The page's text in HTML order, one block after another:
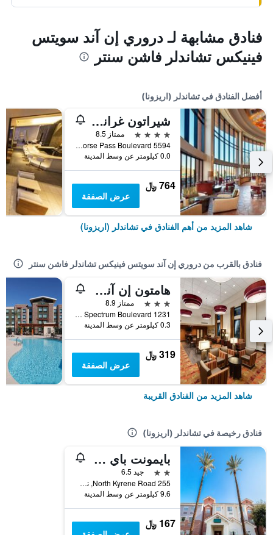
فنادق مشابهة لـ دروري إن آند سويتس
فينيكس تشاندلر فاشن سنتر
أفضل الفنادق في تشاندلر (اريزونا)
شيراتون غراند آت وايلد هورس باس
4 نجوم
ممتاز 8.5
5594 West Wild Horse Pass Boulevard, تشاندلر (اريزونا), AZ, الولايات المتحدة الأميريكية
0.0 كيلومتر عن وسط المدينة
764 ﷼
عرض الصفقة
شاهد المزيد من أهم الفنادق في تشاندلر (اريزونا)
فنادق بالقرب من دروري إن آند سويتس فينيكس تشاندلر فاشن سنتر
هامتون إن آند سويتس فينيكس تشاندلر فاشون سنتر أريزونا
3 نجوم
ممتاز 8.9
1231 South Spectrum Boulevard, تشاندلر (اريزونا), AZ, الولايات المتحدة الأميريكية
0.3 كيلومتر عن وسط المدينة
319 ﷼
عرض الصفقة
شاهد المزيد من الفنادق القريبة
فنادق رخيصة في تشاندلر (اريزونا)
بايمونت باي ويندام تشاندلر آي-10
2 نجمتين
جيد 6.5
255 North Kyrene Road, تشاندلر (اريزونا), AZ, الولايات المتحدة الأميريكية
9.6 كيلومتر عن وسط المدينة
167 ﷼